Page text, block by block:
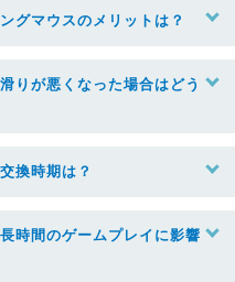
グマウスのメリットは？
りが悪くなった場合はどう
換時期は？
時間のゲームプレイに影響